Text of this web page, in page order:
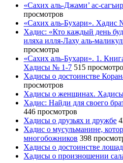
«Сахих аль-Джами’ ас-
просмотров
«Сахих аль-Бухари». Хадис
Хадис: «Кто каждый день
иляха илля-Лаху аль-
просмотра
«Сахих аль-Бухари». 1.
Хадисы № 1-7 515
Хадисы о достоинстве
просмотров
Хадисы о женщинах.
Хадис: Найди для своего
446 просмотров
Хадисы о друзьях и дружбе
Хадис о мусульманине,
многобожников 398
Хадисы о достоинстве
Хадисы о произношении